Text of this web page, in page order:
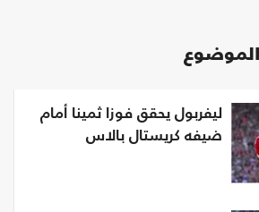
الموضوع
ليفربول يحقق فوزا ثمينا أمام
ضيفه كريستال بالاس